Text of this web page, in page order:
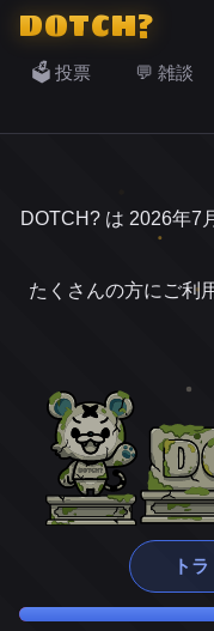
DOTCH?
🗳️ 投票 💬 雑談
DOTCH? は 2026年7
たくさんの方にご利
トラ